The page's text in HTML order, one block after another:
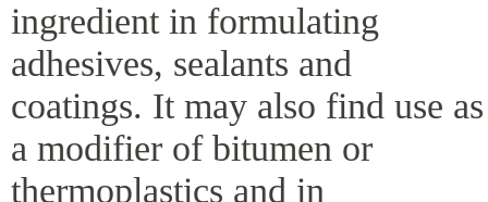
ingredient in formulating
adhesives, sealants and
coatings. It may also find use as
a modifier of bitumen or
thermoplastics and in